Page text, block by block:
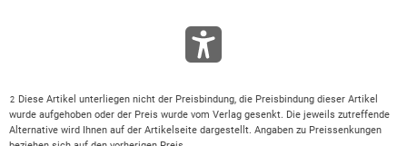
2
Diese Artikel unterliegen nicht der Preisbindung, die Preisbindung dieser Artikel
wurde aufgehoben oder der Preis wurde vom Verlag gesenkt. Die jeweils zutreffende
Alternative wird Ihnen auf der Artikelseite dargestellt. Angaben zu Preissenkungen